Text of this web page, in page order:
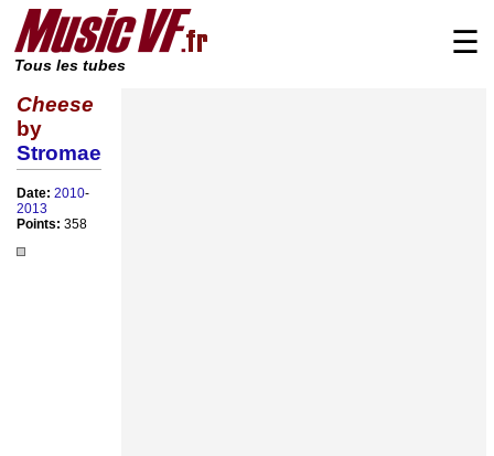
Tous les tubes
☰
Cheese
by
Stromae
Date: 2010-
2013
Points: 358